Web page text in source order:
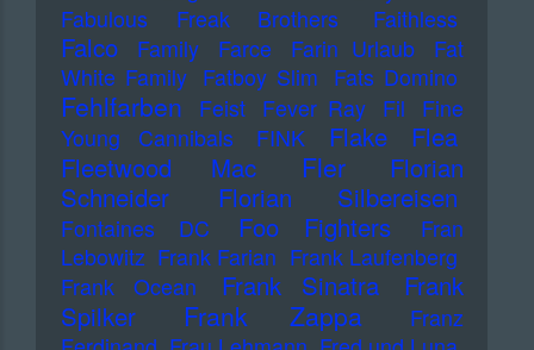
Fabulous Freak Brothers
Faithless
Falco Family Farce Farin Urlaub
Fat
White Family Fatboy Slim Fats Domino
Fehlfarben Feist Fever Ray Fil
Fine
Young Cannibals
FINK Flake
Flea
Fleetwood Mac
Fler
Florian
Schneider
Florian Silbereisen
Fontaines DC Foo Fighters
Fran
Lebowitz Frank Farian Frank Laufenberg
Frank Ocean
Frank Sinatra
Frank
Spilker
Frank Zappa
Franz